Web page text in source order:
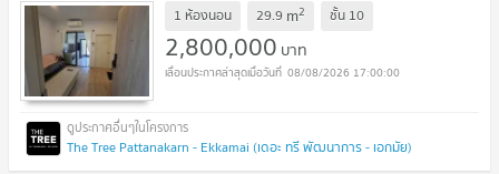
1 ห้องนอน 29.9 m2 ชั้น 10
2,800,000 บาท
08/08/2026 17:00:00
The Tree Pattanakarn - Ekkamai (เดอะ ทรี พัฒนาการ - เอกมัย)